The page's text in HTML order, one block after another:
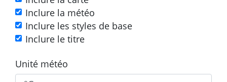
Inclure la météo
Inclure les styles de base
Inclure le titre
Unité météo